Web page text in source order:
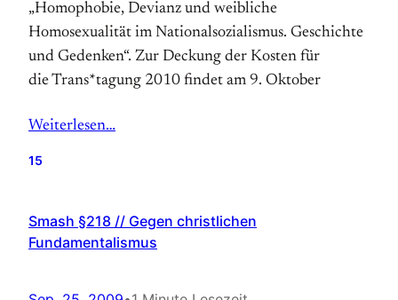
„Homophobie, Devianz und weibliche
Homosexualität im Nationalsozialismus. Geschichte
und Gedenken“. Zur Deckung der Kosten für
die Trans*tagung 2010 findet am 9. Oktober
Weiterlesen…
15
Smash §218 // Gegen christlichen
Fundamentalismus